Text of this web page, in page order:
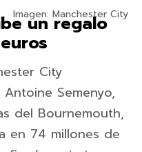
Imagen: Manchester City
un regalo
City
Semenyo,
del Bournemouth,
en 74 millones de